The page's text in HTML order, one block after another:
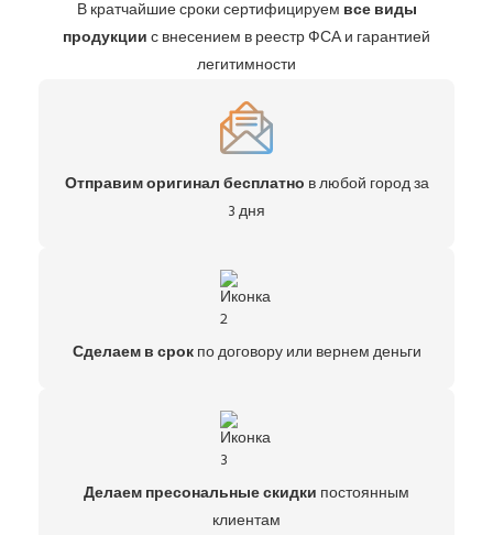
В кратчайшие сроки сертифицируем все виды
продукциис внесением в реестр ФСА и гарантией
легитимности
Отправим оригинал бесплатно в любой город за
3 дня
Сделаем в срокпо договору или вернем деньги
Делаем пресональные скидки постоянным
клиентам